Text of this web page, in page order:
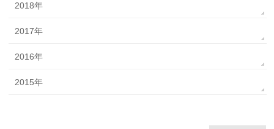
2018年
2017年
2016年
2015年